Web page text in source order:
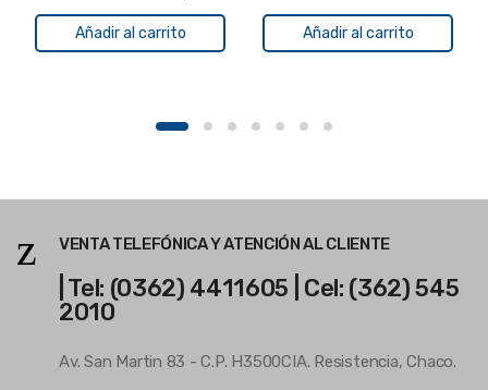
Añadir al carrito Añadir al carrito
VENTA TELEFÓNICA Y ATENCIÓN AL CLIENTE
| Tel: (0362) 4411605 | Cel: (362) 545
2010
Av. San Martin 83 - C.P. H3500CIA. Resistencia, Chaco.